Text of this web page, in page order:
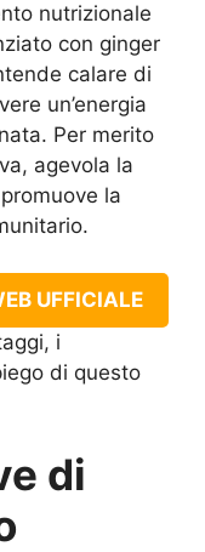
nutrizionale
con ginger
calare di
un’energia
Per merito
agevola la
la
UFFICIALE
i
di questo
di